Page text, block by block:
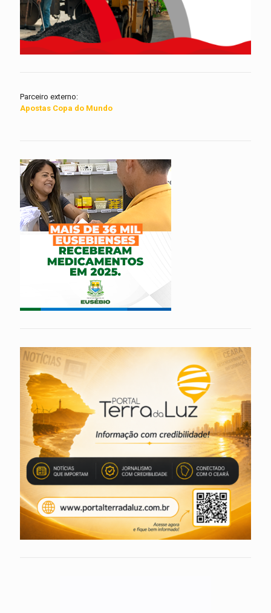
Parceiro externo:
Apostas Copa do Mundo